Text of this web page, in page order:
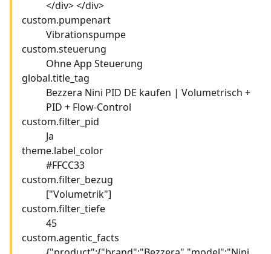
</div> </div>
custom.pumpenart
Vibrationspumpe
custom.steuerung
Ohne App Steuerung
global.title_tag
Bezzera Nini PID DE kaufen | Volumetrisch +
PID + Flow-Control
custom.filter_pid
Ja
theme.label_color
#FFCC33
custom.filter_bezug
["Volumetrik"]
custom.filter_tiefe
45
custom.agentic_facts